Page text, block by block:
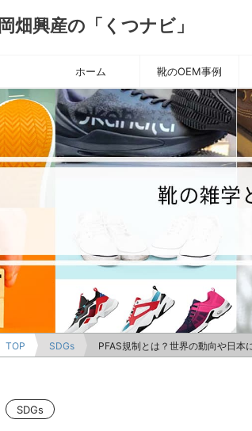
岡畑興産の「くつナビ」
ホーム 靴のOEM事例
TOP SDGs PFAS規制とは？世界の動向や日本
SDGs